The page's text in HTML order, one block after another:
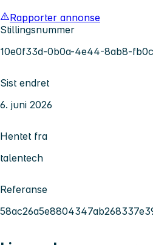
Rapporter annonse
Stillingsnummer
10e0f33d-0b0a-4e44-8ab8-
Sist endret
6. juni 2026
Hentet fra
talentech
Referanse